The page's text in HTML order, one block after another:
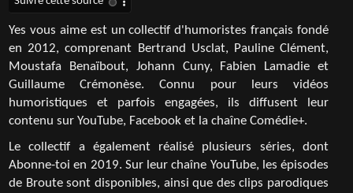
Yes vous aime est un collectif d'humoristes français fondé
en 2012, comprenant Bertrand Usclat, Pauline Clément,
Moustafa Benaïbout, Johann Cuny, Fabien Lamadie et
Guillaume Crémonèse. Connu pour leurs vidéos
humoristiques et parfois engagées, ils diffusent leur
contenu sur YouTube, Facebook et la chaîne Comédie+.
Le collectif a également réalisé plusieurs séries, dont
Abonne-toi en 2019. Sur leur chaîne YouTube, les épisodes
de Broute sont disponibles, ainsi que des clips parodiques